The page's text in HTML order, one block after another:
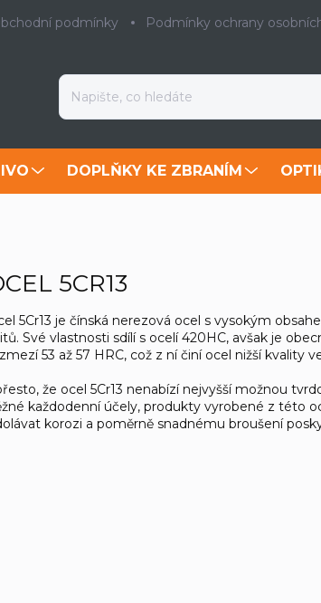
podmínky Podmínky ochrany
DOPLŇKY KE ZBRANÍM
5CR13
5Cr13 je čínská nerezová ocel s vysokým
Své vlastnosti sdílí s ocelí 420HC, avšak je
53 až 57 HRC, což z ní činí ocel nižší kvality
že ocel 5Cr13 nenabízí nejvyšší možnou
každodenní účely, produkty vyrobené z této
korozi a poměrně snadnému broušení